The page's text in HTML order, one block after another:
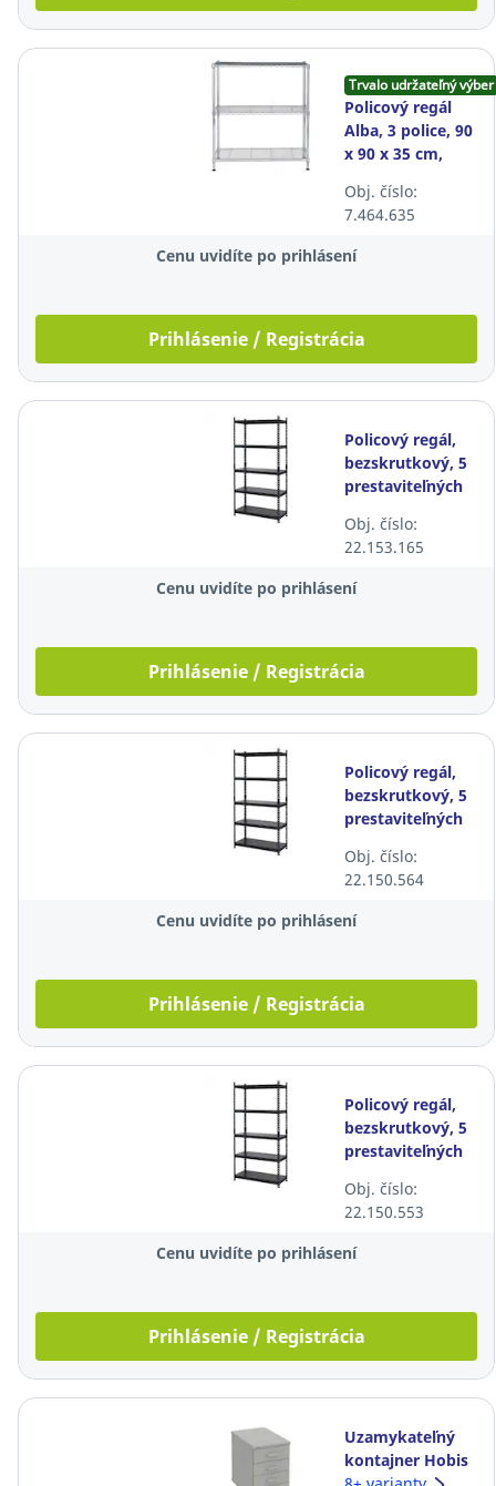
Trvalo udržateľný výber
Policový regál
Alba, 3 police, 90
x 90 x 35 cm,
Obj. číslo:
7.464.635
Cenu uvidíte po prihlásení
Prihlásenie / Registrácia
Policový regál,
bezskrutkový, 5
prestaviteľných
kovový, čierny
Obj. číslo:
22.153.165
Cenu uvidíte po prihlásení
Prihlásenie / Registrácia
Policový regál,
bezskrutkový, 5
prestaviteľných
kovový, čierny
Obj. číslo:
22.150.564
Cenu uvidíte po prihlásení
Prihlásenie / Registrácia
Policový regál,
bezskrutkový, 5
prestaviteľných
kovový, čierny
Obj. číslo:
22.150.553
Cenu uvidíte po prihlásení
Prihlásenie / Registrácia
Uzamykateľný
kontajner Hobis